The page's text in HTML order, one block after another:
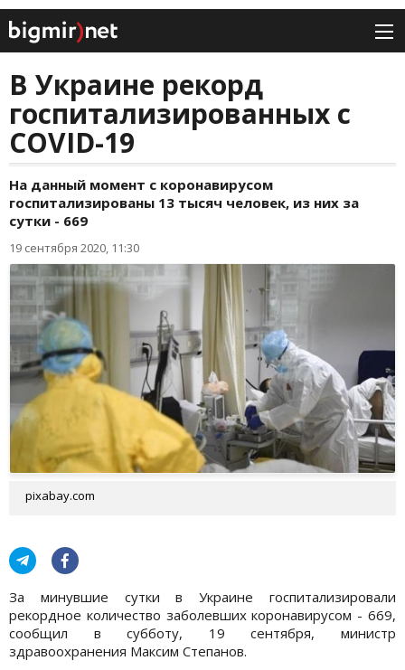
В Украине рекорд
госпитализированных с
COVID-19
На данный момент с коронавирусом
госпитализированы 13 тысяч человек, из них за
сутки - 669
19 сентября 2020, 11:30
pixabay.com
За минувшие сутки в Украине госпитализировали
рекордное количество заболевших коронавирусом - 669,
сообщил в субботу, 19 сентября, министр
здравоохранения Максим Степанов.